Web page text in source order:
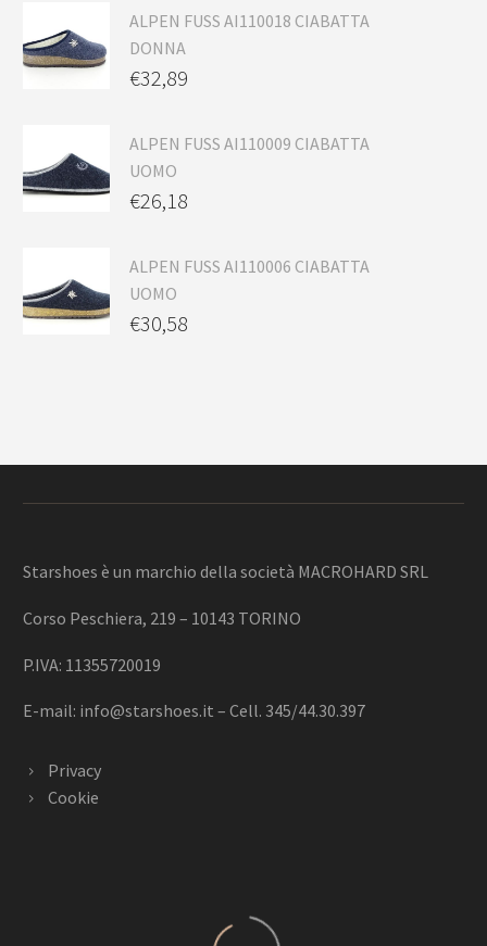
ALPEN FUSS AI110018 CIABATTA
DONNA
€32,89
ALPEN FUSS AI110009 CIABATTA
UOMO
€26,18
ALPEN FUSS AI110006 CIABATTA
UOMO
€30,58
Starshoes è un marchio della società MACROHARD SRL
Corso Peschiera, 219 – 10143 TORINO
P.IVA: 11355720019
E-mail: info@starshoes.it – Cell. 345/44.30.397
Privacy
Cookie